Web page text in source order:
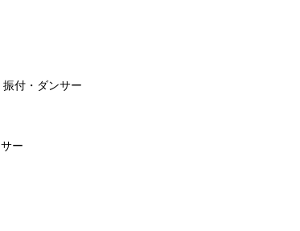
付・ダンサー
ー